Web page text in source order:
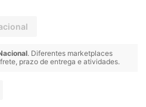
. Diferentes marketplaces
prazo de entrega e atividades.